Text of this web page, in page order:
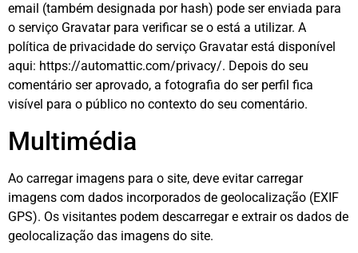
email (também designada por hash) pode ser enviada para
o serviço Gravatar para verificar se o está a utilizar. A
política de privacidade do serviço Gravatar está disponível
aqui: https://automattic.com/privacy/. Depois do seu
comentário ser aprovado, a fotografia do ser perfil fica
visível para o público no contexto do seu comentário.
Multimédia
Ao carregar imagens para o site, deve evitar carregar
imagens com dados incorporados de geolocalização (EXIF
GPS). Os visitantes podem descarregar e extrair os dados de
geolocalização das imagens do site.